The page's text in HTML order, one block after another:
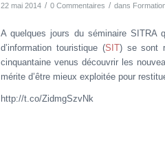
22 mai 2014 / 0 Commentaires / dans
A quelques jours du séminaire
d’information touristique (SIT) se sont
cinquantaine venus découvrir les
mérite d’être mieux exploitée pour
http://t.co/ZidmgSzvNk